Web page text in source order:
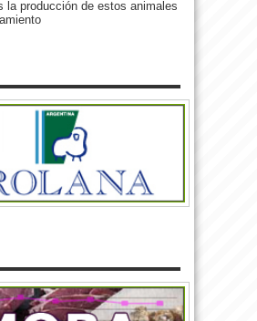
la producción de estos animales